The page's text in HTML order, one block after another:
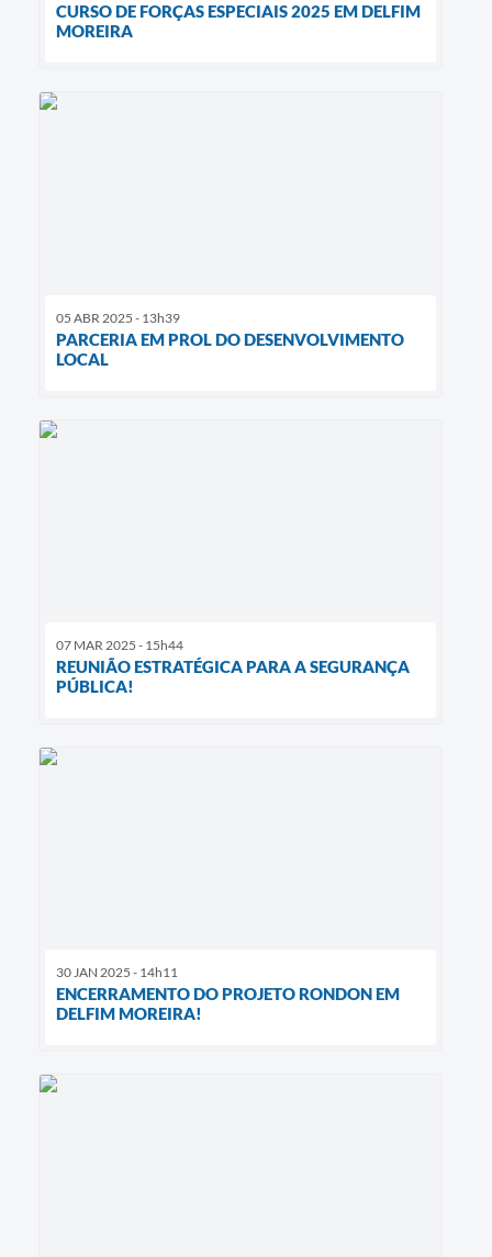
CURSO DE FORÇAS ESPECIAIS 2025 EM DELFIM
MOREIRA
05 ABR 2025 - 13h39
PARCERIA EM PROL DO DESENVOLVIMENTO
LOCAL
07 MAR 2025 - 15h44
REUNIÃO ESTRATÉGICA PARA A SEGURANÇA
PÚBLICA!
30 JAN 2025 - 14h11
ENCERRAMENTO DO PROJETO RONDON EM
DELFIM MOREIRA!